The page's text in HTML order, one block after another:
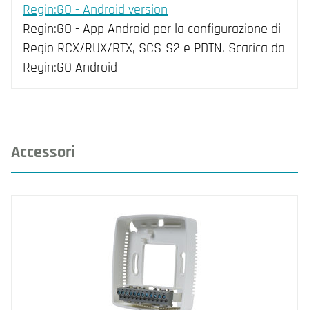
Regin:GO - Android version
Regin:GO - App Android per la configurazione di
Regio RCX/RUX/RTX, SCS-S2 e PDTN. Scarica da
Regin:GO Android
Accessori